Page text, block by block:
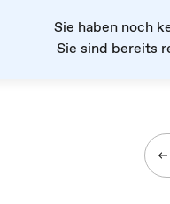
Sie haben noch
Sie sind bereits